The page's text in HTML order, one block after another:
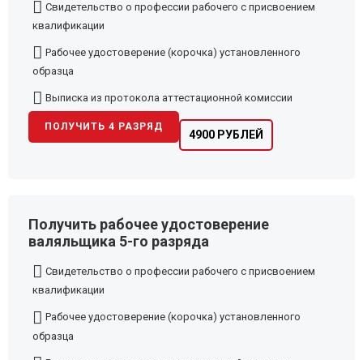
Свидетельство о профессии рабочего с присвоением
квалификации
Рабочее удостоверение (корочка) установленного
образца
Выписка из протокола аттестационной комиссии
4900 РУБЛЕЙ
ПОЛУЧИТЬ 4 РАЗРЯД
Получить рабочее удостоверение
валяльщика 5-го разряда
Свидетельство о профессии рабочего с присвоением
квалификации
Рабочее удостоверение (корочка) установленного
образца